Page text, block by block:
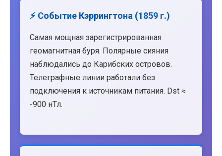
⚡ Событие Кэррингтона (1859 г.)
Самая мощная зарегистрированная
геомагнитная буря. Полярные сияния
наблюдались до Карибских островов.
Телеграфные линии работали без
подключения к источникам питания. Dst ≈
-900 нТл.